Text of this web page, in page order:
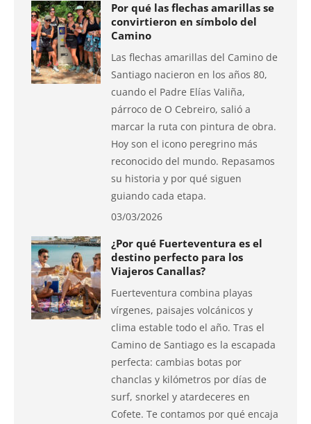
Por qué las flechas amarillas se
convirtieron en símbolo del
Camino
Las flechas amarillas del Camino de
Santiago nacieron en los años 80,
cuando el Padre Elías Valiña,
párroco de O Cebreiro, salió a
marcar la ruta con pintura de obra.
Hoy son el icono peregrino más
reconocido del mundo. Repasamos
su historia y por qué siguen
guiando cada etapa.
03/03/2026
¿Por qué Fuerteventura es el
destino perfecto para los
Viajeros Canallas?
Fuerteventura combina playas
vírgenes, paisajes volcánicos y
clima estable todo el año. Tras el
Camino de Santiago es la escapada
perfecta: cambias botas por
chanclas y kilómetros por días de
surf, snorkel y atardeceres en
Cofete. Te contamos por qué encaja